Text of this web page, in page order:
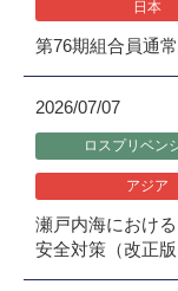
日本
第76期組合員通
2026/07/07
ロスプリベン
アジア
瀬戸内海におけ
安全対策（改正版